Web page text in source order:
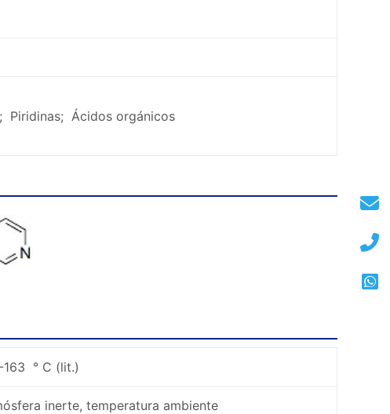
Piridinas; Ácidos orgánicos
163 ° C (lit.)
inerte, temperatura ambiente